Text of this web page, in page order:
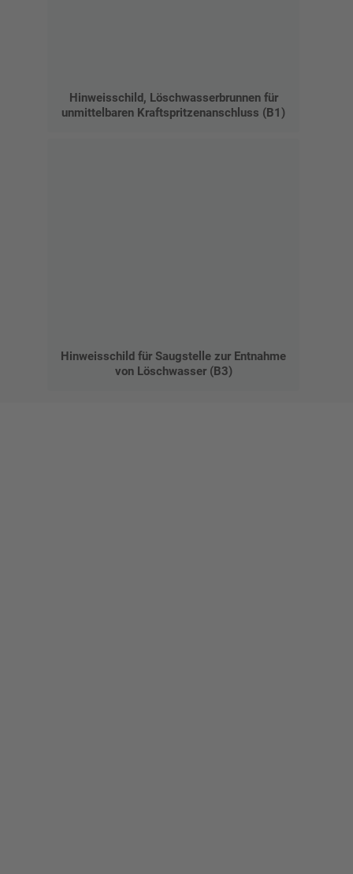
Hinweisschild, Löschwasserbrunnen für
unmittelbaren Kraftspritzenanschluss (B1)
Hinweisschild für Saugstelle zur Entnahme
von Löschwasser (B3)